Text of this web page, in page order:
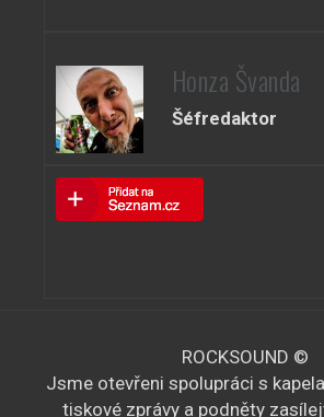
Honza Švanda
Šéfredaktor
ROCKSOUND ©
Jsme otevřeni spolupráci s
tiskové zprávy a podněty